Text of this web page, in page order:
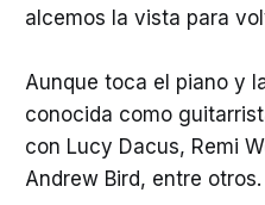
alcemos la vista para
Aunque toca el piano y
conocida como
con Lucy Dacus, Remi
Andrew Bird, entre otros.